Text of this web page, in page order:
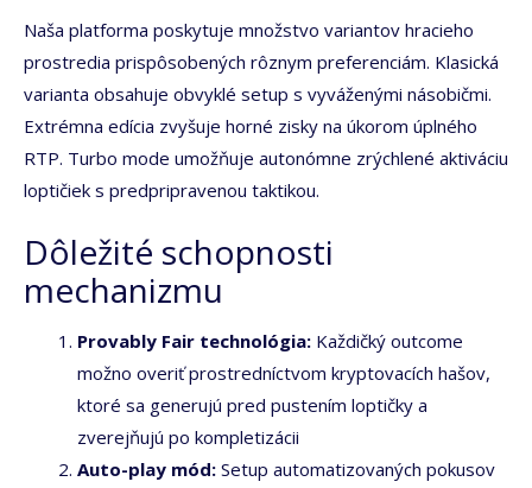
Naša platforma poskytuje množstvo variantov hracieho
prostredia prispôsobených rôznym preferenciám. Klasická
varianta obsahuje obvyklé setup s vyváženými násobičmi.
Extrémna edícia zvyšuje horné zisky na úkorom úplného
RTP. Turbo mode umožňuje autonómne zrýchlené aktiváciu
loptičiek s predpripravenou taktikou.
Dôležité schopnosti
mechanizmu
Provably Fair technológia: Každičký outcome
možno overiť prostredníctvom kryptovacích hašov,
ktoré sa generujú pred pustením loptičky a
zverejňujú po kompletizácii
Auto-play mód: Setup automatizovaných pokusov